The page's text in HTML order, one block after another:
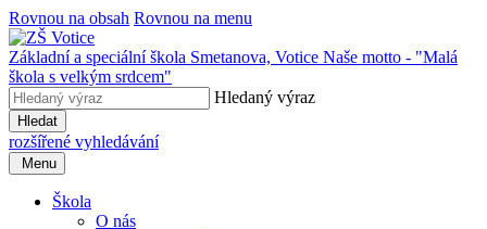
Rovnou na obsah Rovnou na menu
Základní a speciální škola Smetanova, Votice Naše motto - "Malá
škola s velkým srdcem"
Hledaný výraz
Hledat
rozšířené vyhledávání
Menu
Škola
O nás